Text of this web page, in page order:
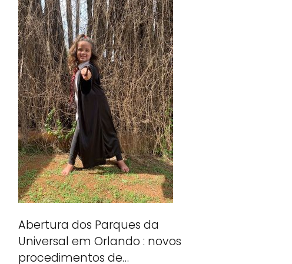
Abertura dos Parques da
Universal em Orlando : novos
procedimentos de